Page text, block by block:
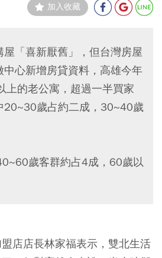
加入收藏
屋「喜新厭舊」，但台灣房屋
心新增房貸資料，高雄今年
上的老公寓，超過一半買家
20~30歲占約二成，30~40歲
歲客群約占4成，60歲以
店店長林家福表示，雙北生活